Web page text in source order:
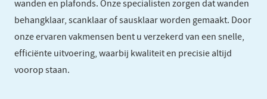
wanden en plafonds. Onze specialisten zorgen dat wanden
behangklaar, scanklaar of sausklaar worden gemaakt. Door
onze ervaren vakmensen bent u verzekerd van een snelle,
efficiënte uitvoering, waarbij kwaliteit en precisie altijd
voorop staan.